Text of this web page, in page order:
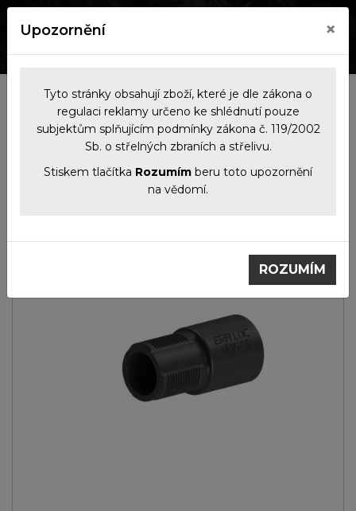
Kategorie
Tlumiče Příslušenství
Rychloupínací redukce
ERA®LOC long
Upozornění ×
Tyto stránky obsahují zboží, které je dle zákona o
regulaci reklamy určeno ke shlédnutí pouze
subjektům splňujícím podmínky zákona č. 119/2002
Sb. o střelných zbraních a střelivu.
Stiskem tlačítka Rozumím beru toto upozornění
na vědomí.
ROZUMÍM